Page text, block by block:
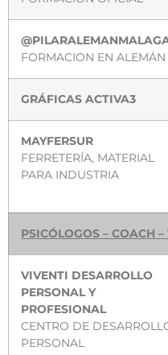
FORMACION EN ALEMÁN
GRÁFICAS ACTIVA3
MAYFERSUR
FERRETERÍA, MATERIAL
PARA INDUSTRIA
PSICÓLOGOS – COACH
VIVENTI DESARROLLO
PERSONAL Y
PROFESIONAL
CENTRO DE
PERSONAL